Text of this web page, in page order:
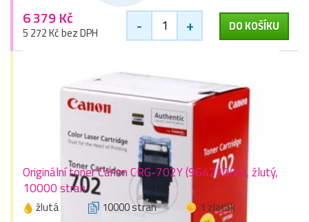
6 379 Kč
5 272 Kč bez DPH - + DO KOŠÍKU
Originální toner Canon CRG-702Y (9642A004), žlutý,
10000 stran
žlutá 10000 stran
1 zlaťák